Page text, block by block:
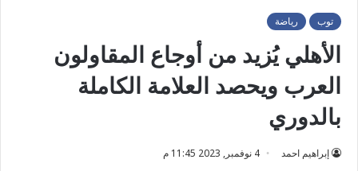
توب رياضة
الأهلي يُزيد من أوجاع المقاولون
العرب ويحصد العلامة الكاملة
بالدوري
إبراهيم احمد
4 نوفمبر, 2023 11:45 م